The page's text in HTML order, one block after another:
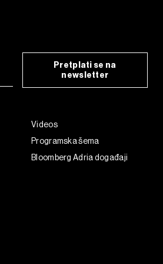
Pretplati se na
newsletter
Videos
Programska šema
Bloomberg Adria događaji